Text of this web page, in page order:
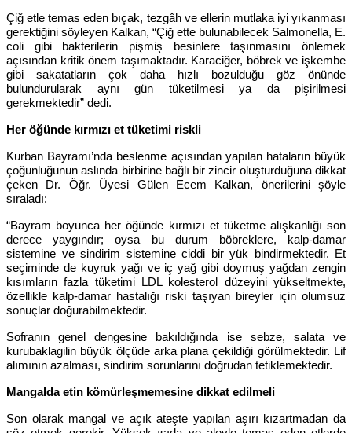
Çiğ etle temas eden bıçak, tezgâh ve ellerin mutlaka iyi yıkanması
gerektiğini söyleyen Kalkan, “Çiğ ette bulunabilecek Salmonella, E.
coli gibi bakterilerin pişmiş besinlere taşınmasını önlemek
açısından kritik önem taşımaktadır. Karaciğer, böbrek ve işkembe
gibi sakatatların çok daha hızlı bozulduğu göz önünde
bulundurularak aynı gün tüketilmesi ya da pişirilmesi
gerekmektedir” dedi.
Her öğünde kırmızı et tüketimi riskli
Kurban Bayramı’nda beslenme açısından yapılan hataların büyük
çoğunluğunun aslında birbirine bağlı bir zincir oluşturduğuna dikkat
çeken Dr. Öğr. Üyesi Gülen Ecem Kalkan, önerilerini şöyle
sıraladı:
“Bayram boyunca her öğünde kırmızı et tüketme alışkanlığı son
derece yaygındır; oysa bu durum böbreklere, kalp-damar
sistemine ve sindirim sistemine ciddi bir yük bindirmektedir. Et
seçiminde de kuyruk yağı ve iç yağ gibi doymuş yağdan zengin
kısımların fazla tüketimi LDL kolesterol düzeyini yükseltmekte,
özellikle kalp-damar hastalığı riski taşıyan bireyler için olumsuz
sonuçlar doğurabilmektedir.
Sofranın genel dengesine bakıldığında ise sebze, salata ve
kurubaklagilin büyük ölçüde arka plana çekildiği görülmektedir. Lif
alımının azalması, sindirim sorunlarını doğrudan tetiklemektedir.
Mangalda etin kömürleşmemesine dikkat edilmeli
Son olarak mangal ve açık ateşte yapılan aşırı kızartmadan da